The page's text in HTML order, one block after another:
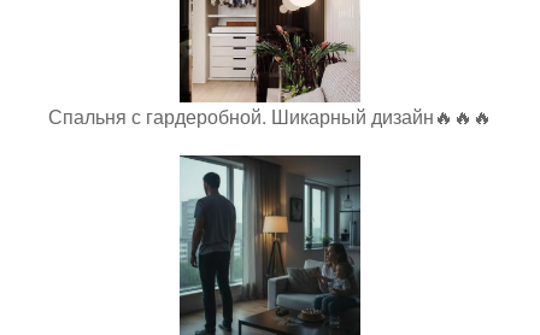
Спальня с гардеробной. Шикарный дизайн🔥🔥🔥